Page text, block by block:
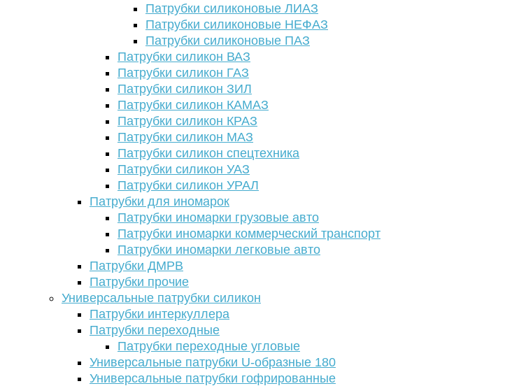
Патрубки силиконовые ЛИАЗ
Патрубки силиконовые НЕФАЗ
Патрубки силиконовые ПАЗ
Патрубки силикон ВАЗ
Патрубки силикон ГАЗ
Патрубки силикон ЗИЛ
Патрубки силикон КАМАЗ
Патрубки силикон КРАЗ
Патрубки силикон МАЗ
Патрубки силикон спецтехника
Патрубки силикон УАЗ
Патрубки силикон УРАЛ
Патрубки для иномарок
Патрубки иномарки грузовые авто
Патрубки иномарки коммерческий транспорт
Патрубки иномарки легковые авто
Патрубки ДМРВ
Патрубки прочие
Универсальные патрубки силикон
Патрубки интеркуллера
Патрубки переходные
Патрубки переходные угловые
Универсальные патрубки U-образные 180
Универсальные патрубки гофрированные